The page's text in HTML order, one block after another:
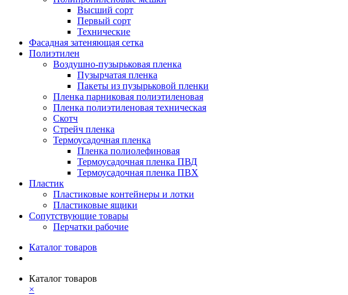
Высший сорт
Первый сорт
Технические
Фасадная затеняющая сетка
Полиэтилен
Воздушно-пузырьковая пленка
Пузырчатая пленка
Пакеты из пузырьковой пленки
Пленка парниковая полиэтиленовая
Пленка полиэтиленовая техническая
Скотч
Стрейч пленка
Термоусадочная пленка
Пленка полиолефиновая
Термоусадочная пленка ПВД
Термоусадочная пленка ПВХ
Пластик
Пластиковые контейнеры и лотки
Пластиковые ящики
Сопутствующие товары
Перчатки рабочие
Каталог товаров
Каталог товаров
×